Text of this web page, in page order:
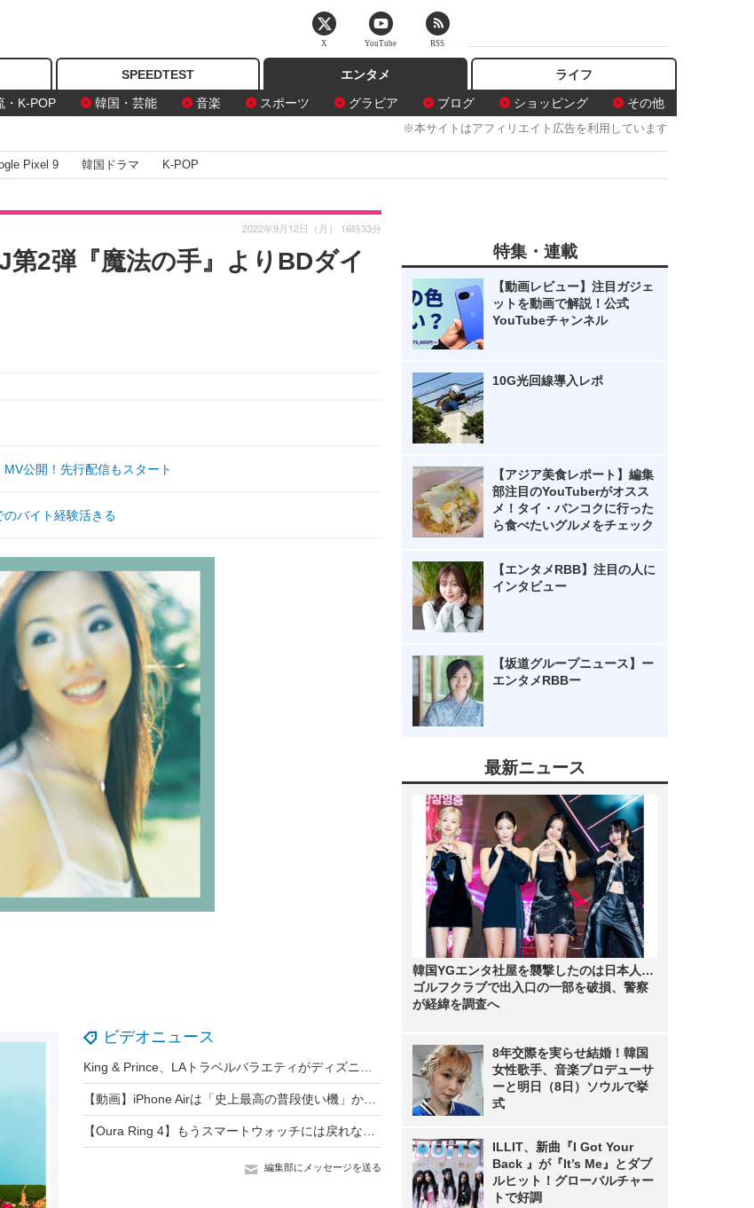
SPEEDTEST
エンタメ
・K-POP 韓国・芸能 音楽 スポーツ グラビア ブログ ショッピング その他
ライフ
※本サイトはアフィリエイト広告を利用しています
Pixel 9 韓国ドラマ K-POP
2弾『魔法の手』よりBDダイ
2022年9月12日（月） 16時33分
公開！先行配信もスタート
バイト経験活きる
ビデオニュース
編集部にメッセージを送る
特集・連載
【動画レビュー】注目ガジェ
ットを動画で解説！公式
YouTubeチャンネル
10G光回線導入レポ
【アジア美食レポート】編集
部注目のYouTuberがオスス
メ！タイ・バンコクに行った
ら食べたいグルメをチェック
【エンタメRBB】注目の人に
インタビュー
【坂道グループニュース】ー
エンタメRBBー
最新ニュース
韓国YGエンタ社屋を襲撃したのは日本人…
ゴルフクラブで出入口の一部を破損、警察
が経緯を調査へ
8年交際を実らせ結婚！韓国
女性歌手、音楽プロデューサ
ーと明日（8日）ソウルで挙
式
ILLIT、新曲『I Got Your
Back 』が『It’s Me』とダブ
ルヒット！グローバルチャー
トで好調
X YouTube RSS